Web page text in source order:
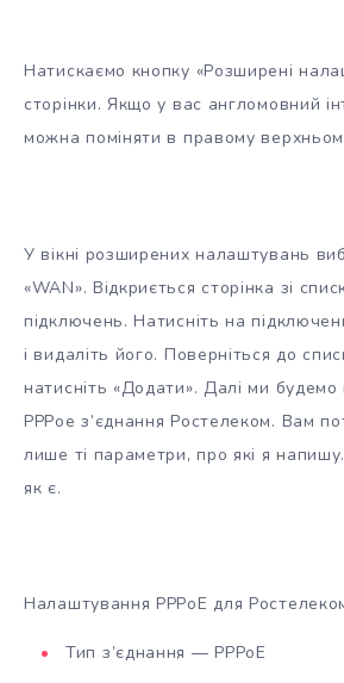
Натискаємо кнопку «Розширені
сторінки. Якщо у вас англомовний
можна поміняти в правому
У вікні розширених налаштувань
«WAN». Відкриється сторінка зі
підключень. Натисніть на
і видаліть його. Поверніться до
натисніть «Додати». Далі ми
PPPoe з’єднання Ростелеком. Вам
лише ті параметри, про які я
як є.
Налаштування PPPoE для
Тип з’єднання — PPPoE